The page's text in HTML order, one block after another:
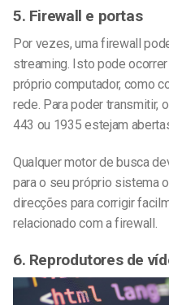
5. Firewall e portas
Por vezes, uma firewall
streaming. Isto pode
próprio computador, como
rede. Para poder transmitir,
443 ou 1935 estejam
Qualquer motor de busca
para o seu próprio sistema
direcções para corrigir
relacionado com a firewall.
6. Reprodutores de